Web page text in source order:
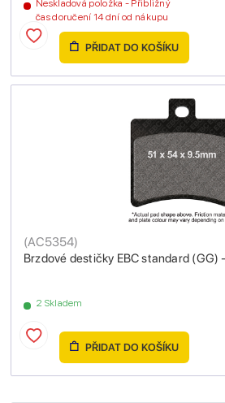
Neskladová položka - Přibližný
čas doručení 14 dní od nákupu
PŘIDAT DO KOŠÍKU
Brzdové destičky EBC standard (GG)
(AC5354)
2 Skladem
PŘIDAT DO KOŠÍKU